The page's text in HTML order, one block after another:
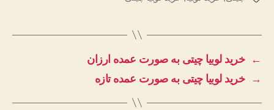
←
خرید لوبیا چیتی به صورت عمده ارزان
→
خرید لوبیا چیتی به صورت عمده تازه